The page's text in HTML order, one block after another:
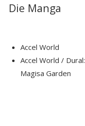
Die Manga
Accel World
Accel World / Dural:
Magisa Garden